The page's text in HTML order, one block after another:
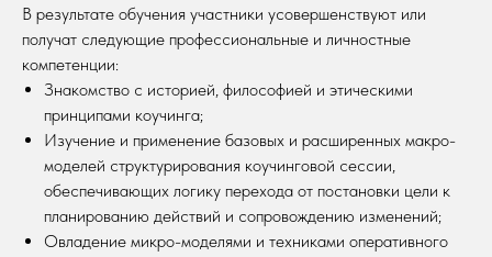
В результате обучения участники усовершенствуют или
получат следующие профессиональные и личностные
компетенции:
Знакомство с историей, философией и этическими
принципами коучинга;
Изучение и применение базовых и расширенных макро-
моделей структурирования коучинговой сессии,
обеспечивающих логику перехода от постановки цели к
планированию действий и сопровождению изменений;
Овладение микро-моделями и техниками оперативного